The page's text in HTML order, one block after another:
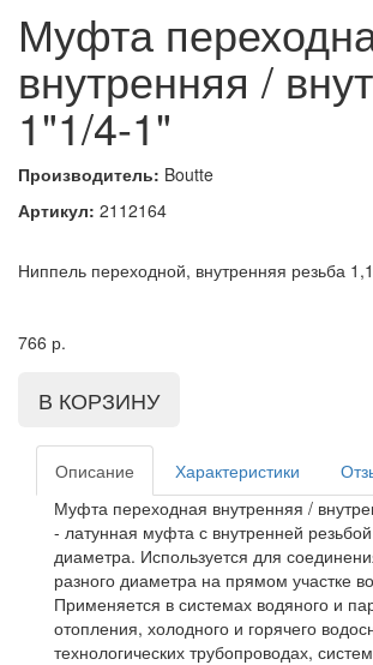
Муфта
внутренняя /
1"1/4-1"
Производитель: Boutte
Артикул: 2112164
Ниппель переходной, внутренняя резьба
766 р.
Описание Характеристики
Муфта переходная внутренняя /
- латунная муфта с внутренней
диаметра. Используется для
разного диаметра на прямом участке
Применяется в системах водяного и
отопления, холодного и горячего
технологических трубопроводах,